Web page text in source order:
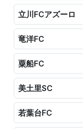
立川FCアズーロ
竜洋FC
粟船FC
美土里SC
若葉台FC